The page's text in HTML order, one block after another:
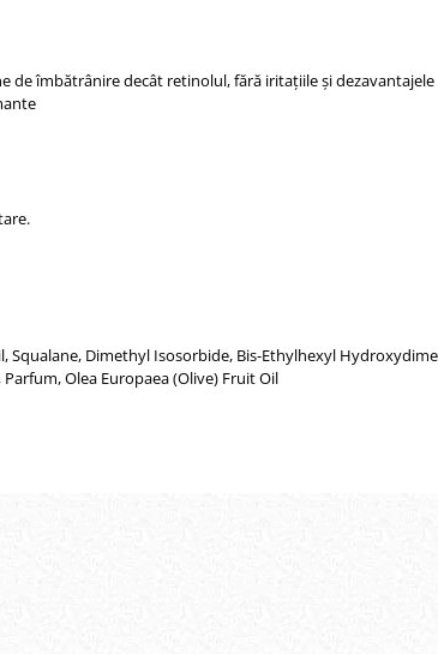
de îmbătrânire decât retinolul, fără iritațiile și
Squalane, Dimethyl Isosorbide, Bis-Ethylhexyl
Olea Europaea (Olive) Fruit Oil